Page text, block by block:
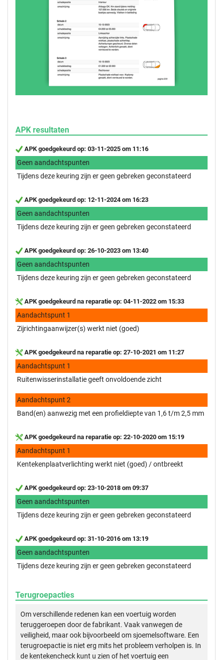
APK resultaten
APK goedgekeurd op: 03-11-2025 om 11:16
Geen aandachtspunten
Tijdens deze keuring zijn er geen gebreken geconstateerd
APK goedgekeurd op: 12-11-2024 om 16:23
Geen aandachtspunten
Tijdens deze keuring zijn er geen gebreken geconstateerd
APK goedgekeurd op: 26-10-2023 om 13:40
Geen aandachtspunten
Tijdens deze keuring zijn er geen gebreken geconstateerd
APK goedgekeurd na reparatie op: 04-11-2022 om 15:33
Aandachtspunt 1
Zijrichtingaanwijzer(s) werkt niet (goed)
APK goedgekeurd na reparatie op: 27-10-2021 om 11:27
Aandachtspunt 1
Ruitenwisserinstallatie geeft onvoldoende zicht
Aandachtspunt 2
Band(en) aanwezig met een profieldiepte van 1,6 t/m 2,5 mm
APK goedgekeurd na reparatie op: 22-10-2020 om 15:19
Aandachtspunt 1
Kentekenplaatverlichting werkt niet (goed) / ontbreekt
APK goedgekeurd op: 23-10-2018 om 09:37
Geen aandachtspunten
Tijdens deze keuring zijn er geen gebreken geconstateerd
APK goedgekeurd op: 31-10-2016 om 13:19
Geen aandachtspunten
Tijdens deze keuring zijn er geen gebreken geconstateerd
Terugroepacties
Om verschillende redenen kan een voertuig worden
teruggeroepen door de fabrikant. Vaak vanwegen de
veiligheid, maar ook bijvoorbeeld om sjoemelsoftware. Een
terugroepactie is niet erg mits het probleem verholpen is. In
de kentekencheck kunt u zien of het voertuig een